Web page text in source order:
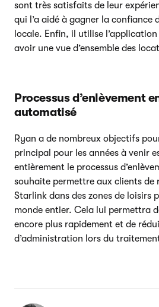
sont très satisfaits de leur
qui l’a aidé à gagner la confiance
locale. Enfin, il utilise
avoir une vue d’ensemble des
Processus d’enlèvement
automatisé
Ryan a de nombreux objectifs
principal pour les années à venir
entièrement le processus
souhaite permettre aux clients de
Starlink dans des zones de loisirs
monde entier. Cela lui permettra
encore plus rapidement et de
d’administration lors du